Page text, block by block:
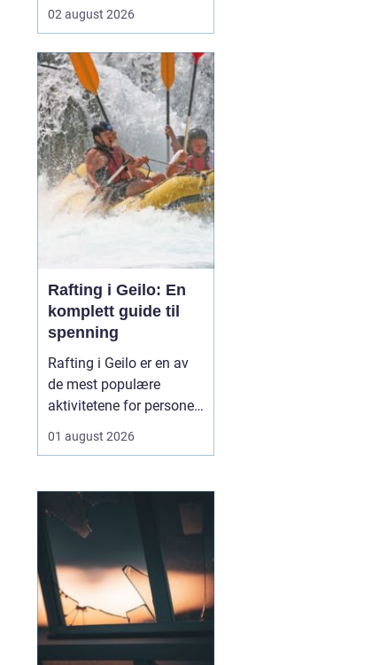
gjennom vinteren. Når
alt om å holde veier,
gårdsplasser, gangstier
og inngangspartier åpne
og trygge. For eiere av
borettslag, sameier,
næringsb...
02 august 2026
Rafting i Geilo: En
komplett guide til
spenning
Rafting i Geilo er en av
de mest populære
aktivitetene for personer
kombinasjon av
storslåtte
naturopplevelser i den
norske fjellheimen.
Aktiviteten går ut på å
manøvre...
01 august 2026